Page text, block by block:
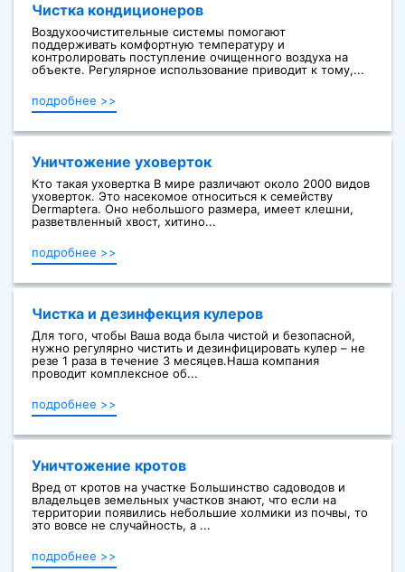
Чистка кондиционеров
Воздухоочистительные системы помогают
поддерживать комфортную температуру и
контролировать поступление очищенного воздуха на
объекте. Регулярное использование приводит к тому,...
подробнее >>
Уничтожение уховерток
Кто такая уховертка В мире различают около 2000 видов
уховерток. Это насекомое относиться к семейству
Dermaptera. Оно небольшого размера, имеет клешни,
разветвленный хвост, хитино...
подробнее >>
Чистка и дезинфекция кулеров
Для того, чтобы Ваша вода была чистой и безопасной,
нужно регулярно чистить и дезинфицировать кулер – не
резе 1 раза в течение 3 месяцев.Наша компания
проводит комплексное об...
подробнее >>
Уничтожение кротов
Вред от кротов на участке Большинство садоводов и
владельцев земельных участков знают, что если на
территории появились небольшие холмики из почвы, то
это вовсе не случайность, а ...
подробнее >>